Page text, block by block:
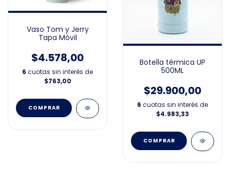
Vaso Tom y Jerry
Tapa Móvil
$4.578,00
6 cuotas sin interés de
$763,00
Botella térmica UP
500ML
$29.900,00
6 cuotas sin interés de
$4.983,33